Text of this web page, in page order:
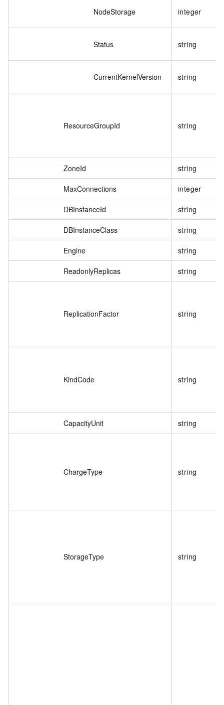
NodeStorage integer
Status string
CurrentKernelVersion string
ResourceGroupId string
ZoneId string
MaxConnections integer
DBInstanceId string
DBInstanceClass string
Engine string
ReadonlyReplicas string
ReplicationFactor string
KindCode string
CapacityUnit string
ChargeType string
StorageType string